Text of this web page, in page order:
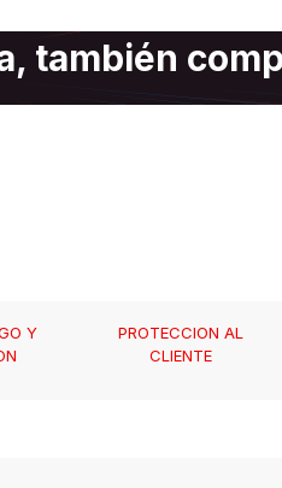
también
Y
PROTECCION AL
CLIENTE